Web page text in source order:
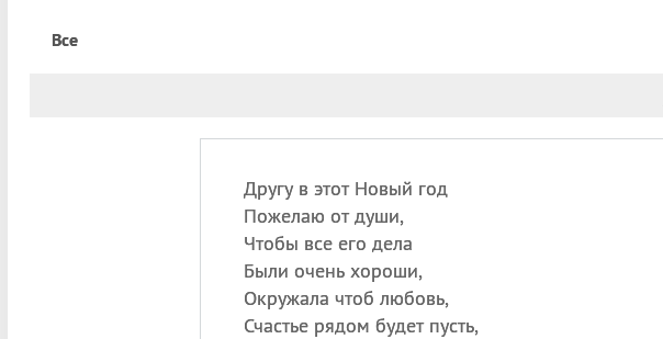
Все
Другу в этот Новый год
Пожелаю от души,
Чтобы все его дела
Были очень хороши,
Окружала чтоб любовь,
Счастье рядом будет пусть,